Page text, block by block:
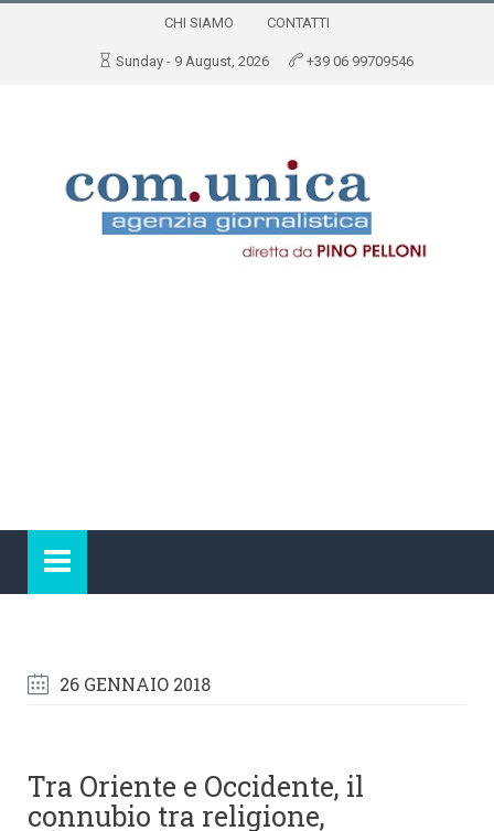
CHI SIAMO CONTATTI
Sunday - 9 August, 2026 +39 06 99709546
26 GENNAIO 2018
Tra Oriente e Occidente, il
connubio tra religione,